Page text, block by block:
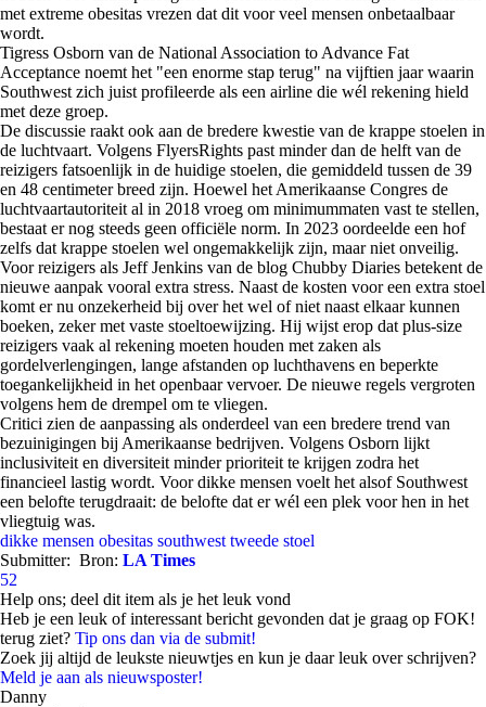
met extreme obesitas vrezen dat dit voor veel mensen onbetaalbaar
wordt.
Tigress Osborn van de National Association to Advance Fat
Acceptance noemt het "een enorme stap terug" na vijftien jaar waarin
Southwest zich juist profileerde als een airline die wél rekening hield
met deze groep.
De discussie raakt ook aan de bredere kwestie van de krappe stoelen in
de luchtvaart. Volgens FlyersRights past minder dan de helft van de
reizigers fatsoenlijk in de huidige stoelen, die gemiddeld tussen de 39
en 48 centimeter breed zijn. Hoewel het Amerikaanse Congres de
luchtvaartautoriteit al in 2018 vroeg om minimummaten vast te stellen,
bestaat er nog steeds geen officiële norm. In 2023 oordeelde een hof
zelfs dat krappe stoelen wel ongemakkelijk zijn, maar niet onveilig.
Voor reizigers als Jeff Jenkins van de blog Chubby Diaries betekent de
nieuwe aanpak vooral extra stress. Naast de kosten voor een extra stoel
komt er nu onzekerheid bij over het wel of niet naast elkaar kunnen
boeken, zeker met vaste stoeltoewijzing. Hij wijst erop dat plus-size
reizigers vaak al rekening moeten houden met zaken als
gordelverlengingen, lange afstanden op luchthavens en beperkte
toegankelijkheid in het openbaar vervoer. De nieuwe regels vergroten
volgens hem de drempel om te vliegen.
Critici zien de aanpassing als onderdeel van een bredere trend van
bezuinigingen bij Amerikaanse bedrijven. Volgens Osborn lijkt
inclusiviteit en diversiteit minder prioriteit te krijgen zodra het
financieel lastig wordt. Voor dikke mensen voelt het alsof Southwest
een belofte terugdraait: de belofte dat er wél een plek voor hen in het
vliegtuig was.
dikke mensen obesitas southwest tweede stoel
Submitter: Bron: LA Times
52
Help ons; deel dit item als je het leuk vond
Heb je een leuk of interessant bericht gevonden dat je graag op FOK!
terug ziet? Tip ons dan via de submit!
Zoek jij altijd de leukste nieuwtjes en kun je daar leuk over schrijven?
Meld je aan als nieuwsposter!
Danny